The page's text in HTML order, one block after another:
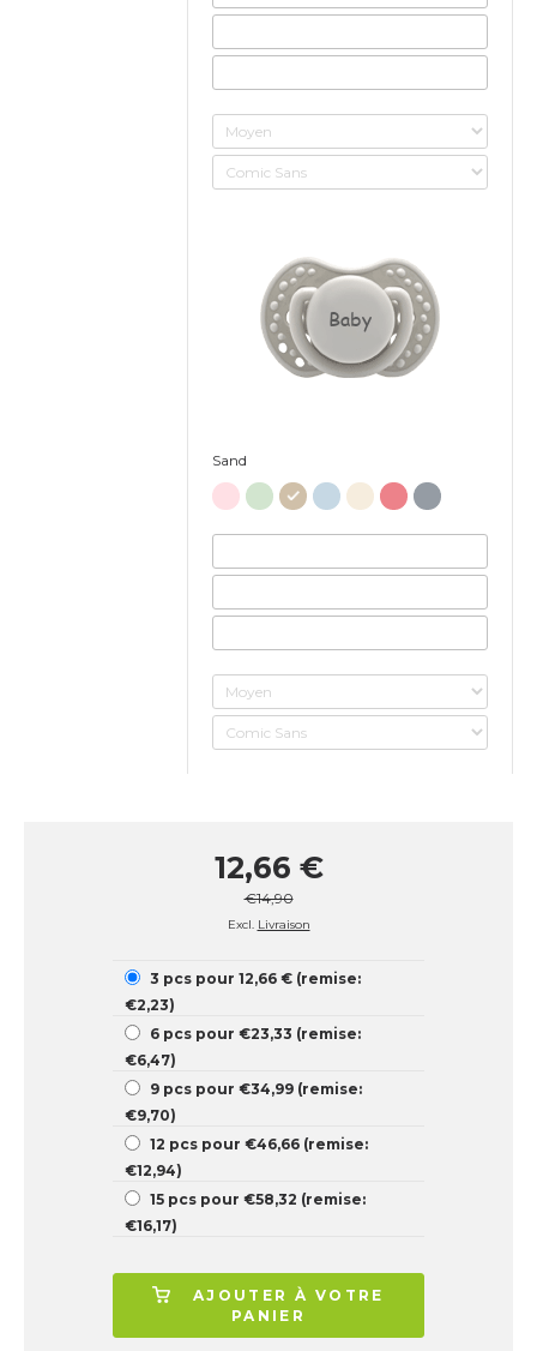
Baby
Sand
12,66 €
€14,90
Excl. Livraison
3 pcs pour 12,66 € (remise:
€2,23)
6 pcs pour €23,33 (remise:
€6,47)
9 pcs pour €34,99 (remise:
€9,70)
12 pcs pour €46,66 (remise:
€12,94)
15 pcs pour €58,32 (remise:
€16,17)
AJOUTER À VOTRE
PANIER